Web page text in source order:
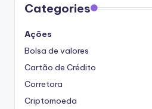
Categories
Ações
Bolsa de valores
Cartão de Crédito
Corretora
Criptomoeda